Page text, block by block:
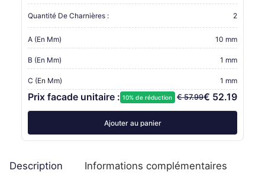
Quantité De Charnières : 2
A (en Mm) 10 mm
B (en Mm) 1 mm
C (en Mm) 1 mm
Prix facade unitaire : 10% de réduction € 57.99€ 52.19
Ajouter au panier
Description Informations complémentaires